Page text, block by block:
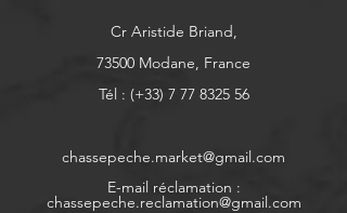
Cr Aristide Briand,
73500 Modane, France
Tél : (+33) 7 77 8325 56
chassepeche.market@gmail.com
E-mail réclamation :
chassepeche.reclamation@gmail.com